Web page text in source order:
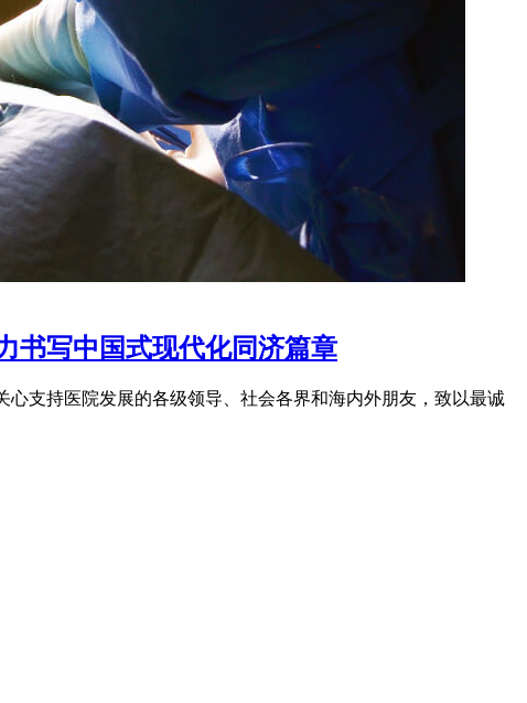
书写中国式现代化同济篇章
支持医院发展的各级领导、社会各界和海内外朋友，致以最诚